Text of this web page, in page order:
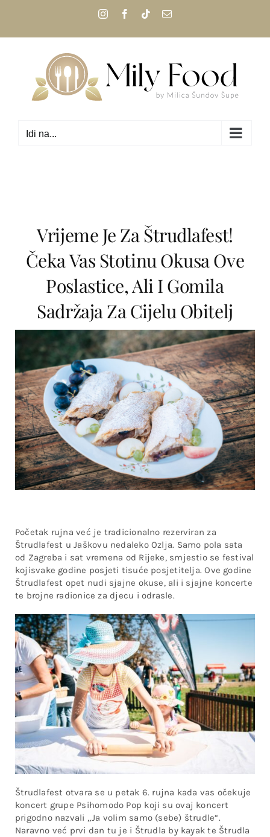
InstagramFacebook
TiktokEmail:
Idi na...
Vrijeme Je Za Štrudlafest!
Čeka Vas Stotinu Okusa Ove
Poslastice, Ali I Gomila
Sadržaja Za Cijelu Obitelj
Početak rujna već je tradicionalno rezerviran za
Štrudlafest u Jaškovu nedaleko Ozlja. Samo pola sata
od Zagreba i sat vremena od Rijeke, smjestio se festival
kojisvake godine posjeti tisuće posjetitelja. Ove godine
Štrudlafest opet nudi sjajne okuse, ali i sjajne koncerte
te brojne radionice za djecu i odrasle.
Štrudlafest otvara se u petak 6. rujna kada vas očekuje
koncert grupe Psihomodo Pop koji su ovaj koncert
prigodno nazvali „Ja volim samo (sebe) štrudle“.
Naravno već prvi dan tu je i Štrudla by kayak te Štrudla